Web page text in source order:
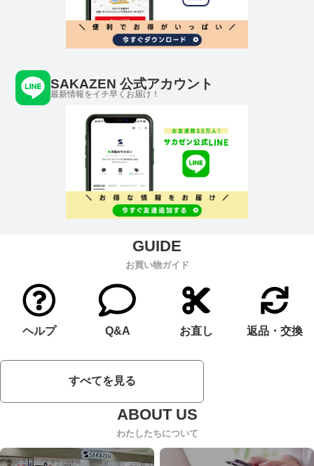
SAKAZEN 公式アカウント
最新情報をイチ早くお届け！
お買い物ガイド
ヘルプ Q&A お直し 返品・交換
すべてを見る
わたしたちについて